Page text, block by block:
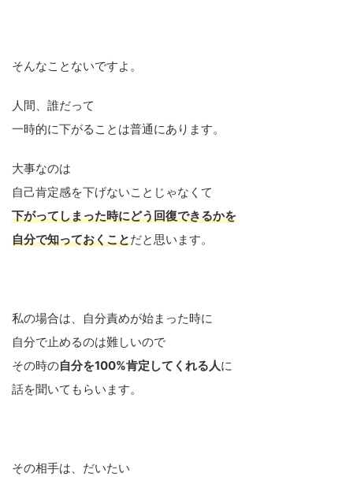
そんなことないですよ。
人間、誰だって
一時的に下がることは普通にあります。
大事なのは
自己肯定感を下げないことじゃなくて
下がってしまった時にどう回復できるかを
自分で知っておくことだと思います。
私の場合は、自分責めが始まった時に
自分で止めるのは難しいので
その時の自分を100%肯定してくれる人に
話を聞いてもらいます。
その相手は、だいたい